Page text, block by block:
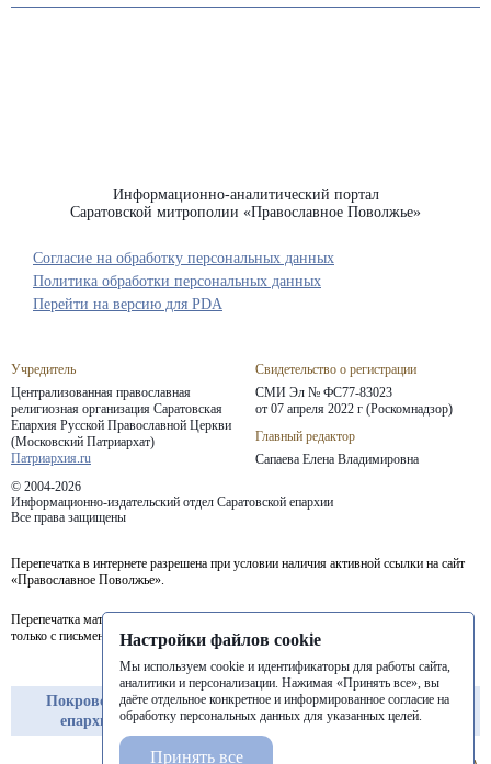
Информационно-аналитический портал
Саратовской митрополии «Православное Поволжье»
Учредитель
Централизованная православная
религиозная организация Саратовская
Епархия Русской Православной Церкви
(Московский Патриархат)
Патриархия.ru
Свидетельство о регистрации
СМИ Эл № ФС77-83023
от 07 апреля 2022 г (Роскомнадзор)
Главный редактор
Сапаева Елена Владимировна
© 2004-2026
Информационно-издательский отдел Саратовской епархии
Все права защищены
Согласие на обработку персональных данных
Политика обработки персональных данных
Перепечатка в интернете разрешена при условии наличия активной ссылки на сайт
«Православное Поволжье».
Перепечатка материалов портала в печатных изданиях (книгах, прессе) возможна
только с письменного разрешения редакции.
Покровская
епархия
Балашовская
епархия
Балаковская
епархия
Перейти на версию для PDA
Настройки файлов cookie
Мы используем cookie и идентификаторы для работы сайта,
аналитики и персонализации. Нажимая «Принять все», вы
даёте отдельное конкретное и информированное согласие на
обработку персональных данных для указанных целей.
Принять все